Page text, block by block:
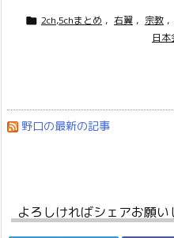
 2ch,5chまとめ , 右翼 , 宗教 ,
日本
野口の最新の記事
よろしければシェアお願い